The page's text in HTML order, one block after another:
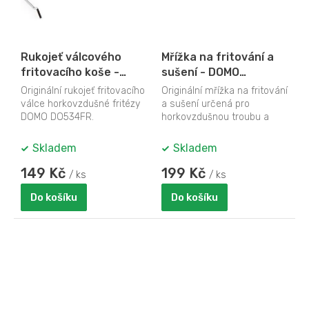
Rukojeť válcového
fritovacího koše -
DOMO DO534FR-98
Originální rukojeť fritovacího
válce horkovzdušné fritézy
DOMO DO534FR.
Skladem
149 Kč / ks
Do košíku
Mřížka na fritování a
sušení - DOMO
DO534FR-94
Originální mřížka na fritování
a sušení určená pro
horkovzdušnou troubu a
DOMO DO534FR.
Skladem
199 Kč / ks
Do košíku